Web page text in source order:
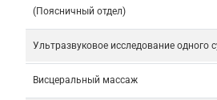
(Поясничный отдел)
Ультразвуковое исследование одного
Висцеральный массаж